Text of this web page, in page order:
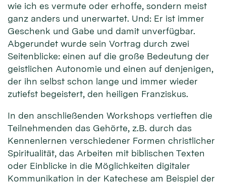
wie ich es vermute oder erhoffe, sondern meist
ganz anders und unerwartet. Und: Er ist immer
Geschenk und Gabe und damit unverfügbar.
Abgerundet wurde sein Vortrag durch zwei
Seitenblicke: einen auf die große Bedeutung der
geistlichen Autonomie und einen auf denjenigen,
der ihn selbst schon lange und immer wieder
zutiefst begeistert, den heiligen Franziskus.
In den anschließenden Workshops vertieften die
Teilnehmenden das Gehörte, z.B. durch das
Kennenlernen verschiedener Formen christlicher
Spiritualität, das Arbeiten mit biblischen Texten
oder Einblicke in die Möglichkeiten digitaler
Kommunikation in der Katechese am Beispiel der